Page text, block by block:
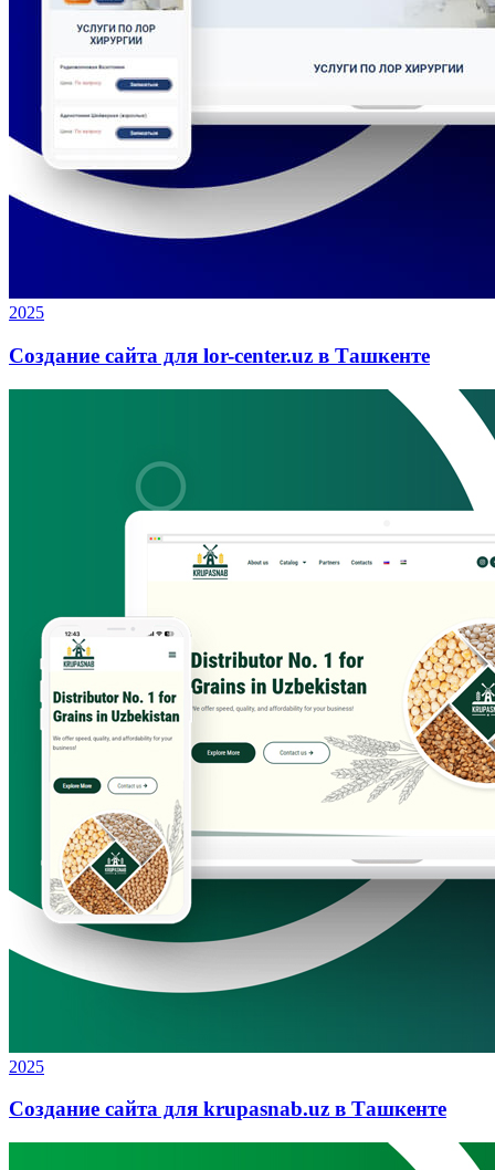
2025
Создание сайта для lor-center.uz в Ташкенте
2025
Создание сайта для krupasnab.uz в Ташкенте